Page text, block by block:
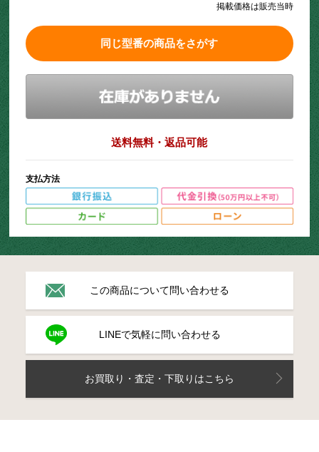
掲載価格は販売当時
同じ型番の商品をさがす
送料無料・返品可能
支払方法
この商品について問い合わせる
LINEで気軽に問い合わせる
お買取り・査定・下取りはこちら